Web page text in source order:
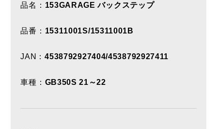
品名： 153GARAGE バックステップ
品番： 15311001S/15311001B
JAN：4538792927404/4538792927411
車種： GB350S 21～22